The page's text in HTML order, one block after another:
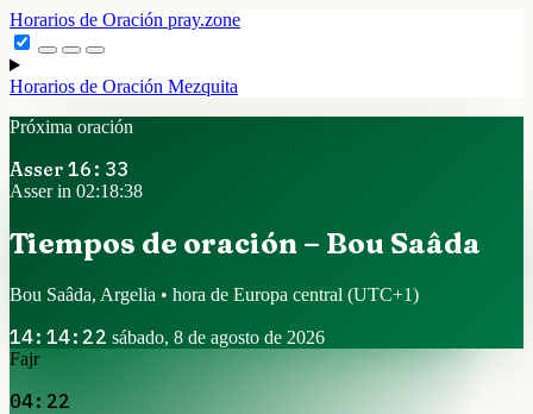
Horarios de Oración pray.zone
Horarios de Oración Mezquita
Próxima oración
Asser 16:33
Asser in 02:18:38
Tiempos de oración – Bou Saâda
Bou Saâda, Argelia • hora de Europa central (UTC+1)
14:14:22 sábado, 8 de agosto de 2026
Fajr
04:22